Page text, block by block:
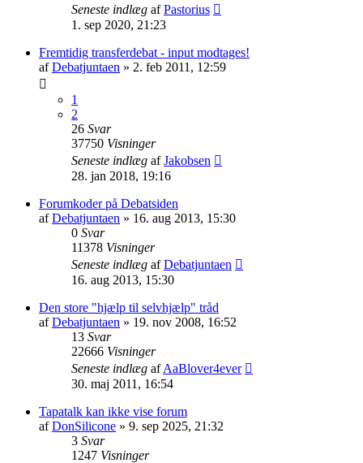
Seneste indlæg afPastorius
1. sep 2020, 21:23
Fremtidig transferdebat - input modtages!
afDebatjuntaen » 2. feb 2011, 12:59
1
2
26 Svar
37750 Visninger
Seneste indlæg afJakobsen
28. jan 2018, 19:16
Forumkoder på Debatsiden
afDebatjuntaen » 16. aug 2013, 15:30
0 Svar
11378 Visninger
Seneste indlæg afDebatjuntaen
16. aug 2013, 15:30
Den store "hjælp til selvhjælp" tråd
afDebatjuntaen » 19. nov 2008, 16:52
13 Svar
22666 Visninger
Seneste indlæg afAaBlover4ever
30. maj 2011, 16:54
Tapatalk kan ikke vise forum
afDonSilicone » 9. sep 2025, 21:32
3 Svar
1247 Visninger